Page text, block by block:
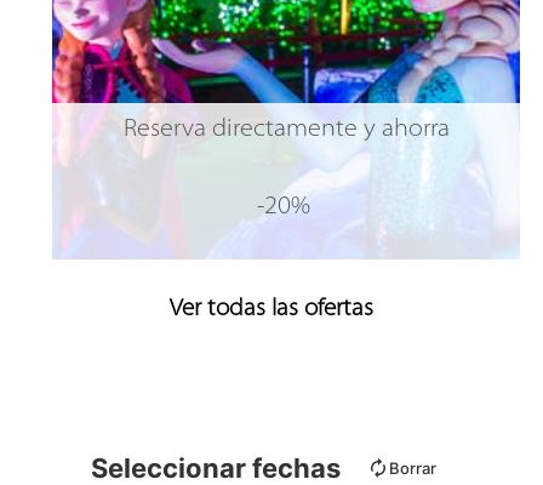
Reserva directamente y ahorra
-20%
Ver todas las ofertas
Seleccionar fechas Borrar